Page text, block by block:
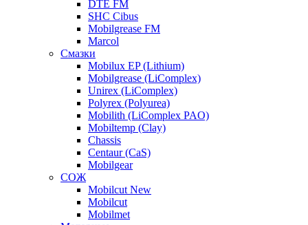
DTE FM
SHC Cibus
Mobilgrease FM
Marcol
Смазки
Mobilux EP (Lithium)
Mobilgrease (LiComplex)
Unirex (LiComplex)
Polyrex (Polyurea)
Mobilith (LiComplex PAO)
Mobiltemp (Clay)
Chassis
Centaur (CaS)
Mobilgear
СОЖ
Mobilcut New
Mobilcut
Mobilmet